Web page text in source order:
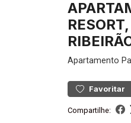
Apartamento
Favoritar
Compartilhe: